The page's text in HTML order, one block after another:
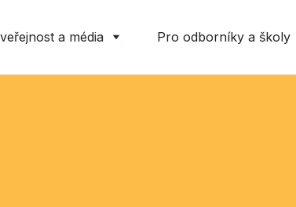
a média Pro odborníky a školy